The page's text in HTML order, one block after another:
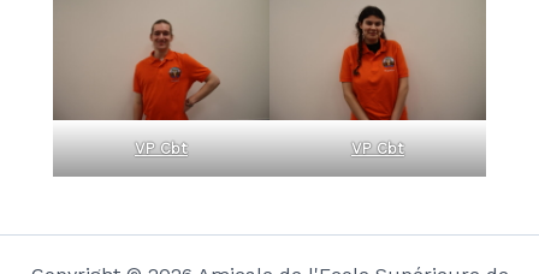
VP Cbt VP Cbt